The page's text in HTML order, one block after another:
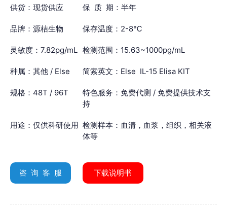
供货：现货供应 保 质 期：半年
品牌：源桔生物 保存温度：2-8℃
灵敏度：7.82pg/mL 检测范围：15.63~1000pg/mL
种属：其他 / Else 简索英文：Else IL-15 Elisa KIT
规格：48T / 96T
特色服务：免费代测 / 免费提供技术支
持
用途：仅供科研使用 检测样本：血清，血浆，组织，相关液
体等
咨 询 客 服 下载说明书